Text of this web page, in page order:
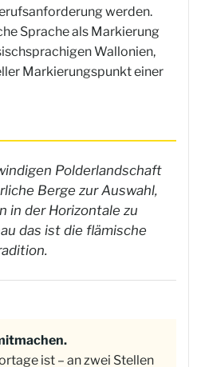
werden.
Sprache als Markierung
Wallonien,
Markierungspunkt einer
Polderlandschaft
Berge zur Auswahl,
in der Horizontale zu
das ist die flämische
ist – an zwei Stellen